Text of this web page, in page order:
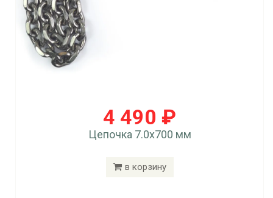
4 490 ₽
Цепочка 7.0x700 мм
в корзину